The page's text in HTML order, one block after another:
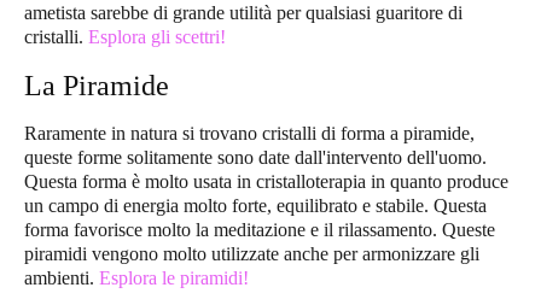
ametista sarebbe di grande utilità per qualsiasi guaritore di
cristalli. Esplora gli scettri!
La Piramide
Raramente in natura si trovano cristalli di forma a piramide,
queste forme solitamente sono date dall'intervento dell'uomo.
Questa forma è molto usata in cristalloterapia in quanto produce
un campo di energia molto forte, equilibrato e stabile. Questa
forma favorisce molto la meditazione e il rilassamento. Queste
piramidi vengono molto utilizzate anche per armonizzare gli
ambienti. Esplora le piramidi!